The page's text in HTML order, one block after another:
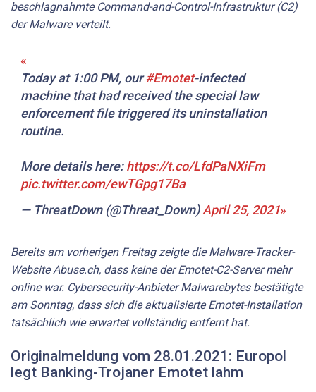
beschlagnahmte Command-and-Control-Infrastruktur (C2)
der Malware verteilt.
Today at 1:00 PM, our#Emotet-infected
machine that had received the special law
enforcement file triggered its uninstallation
routine.
More details here:https://t.co/LfdPaNXiFm
pic.twitter.com/ewTGpg17Ba
— ThreatDown (@Threat_Down)April 25, 2021
Bereits am vorherigen Freitag zeigte die Malware-Tracker-
Website Abuse.ch, dass keine der Emotet-C2-Server mehr
online war. Cybersecurity-Anbieter Malwarebytes bestätigte
am Sonntag, dass sich die aktualisierte Emotet-Installation
tatsächlich wie erwartet vollständig entfernt hat.
Originalmeldung vom 28.01.2021: Europol
legt Banking-Trojaner Emotet lahm